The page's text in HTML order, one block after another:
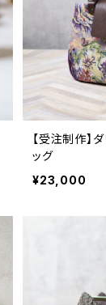
【受注制作】
ッグ
¥23,000